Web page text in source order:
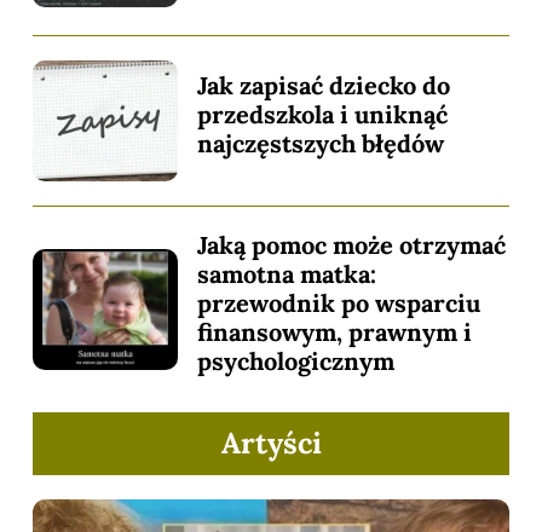
Jak zapisać dziecko do
przedszkola i uniknąć
najczęstszych błędów
Jaką pomoc może otrzymać
samotna matka:
przewodnik po wsparciu
finansowym, prawnym i
psychologicznym
Artyści